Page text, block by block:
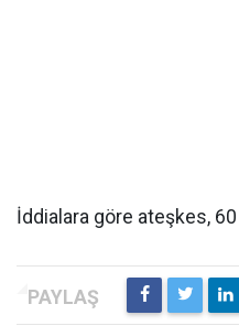
İddialara göre ateşkes,